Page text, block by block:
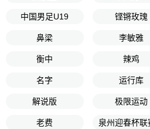
中国男足U19 铿锵玫瑰
鼻梁 李敏雅
衡中 辣鸡
名字 运行库
解说版 极限运动
老费 泉州迎春杯联